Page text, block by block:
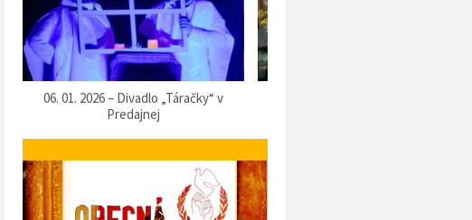
07. 12. 2025 – Vítanie Mikuláša